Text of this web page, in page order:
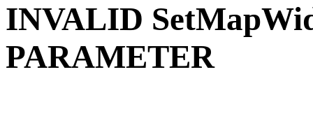
INVALID
PARAMETER